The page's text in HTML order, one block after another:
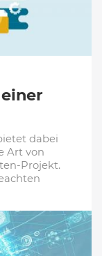
dabei
Art von
Projekt.